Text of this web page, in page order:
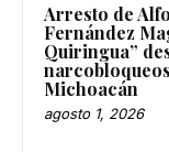
Arresto de
Fernández
Quiringua”
Michoacán
agosto 1, 2026